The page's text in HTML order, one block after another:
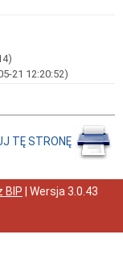
21 12:20:52)
TĘ STRONĘ
BIP | Wersja 3.0.43